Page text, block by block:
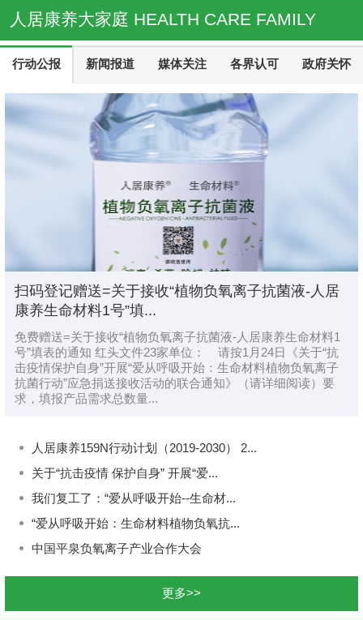
人居康养大家庭 HEALTH CARE FAMILY
行动公报 新闻报道 媒体关注 各界认可 政府关怀
扫码登记赠送=关于接收“植物负氧离子抗菌液-人居
康养生命材料1号”填...
免费赠送=关于接收“植物负氧离子抗菌液-人居康养生命材料1
号”填表的通知 红头文件23家单位： 请按1月24日《关于“抗
击疫情保护自身”开展“爱从呼吸开始：生命材料植物负氧离子
抗菌行动”应急捐送接收活动的联合通知》（请详细阅读）要
求，填报产品需求总数量...
人居康养159N行动计划（2019-2030） 2...
关于“抗击疫情 保护自身” 开展“爱...
我们复工了：“爱从呼吸开始--生命材...
“爱从呼吸开始：生命材料植物负氧抗...
中国平泉负氧离子产业合作大会
更多>>